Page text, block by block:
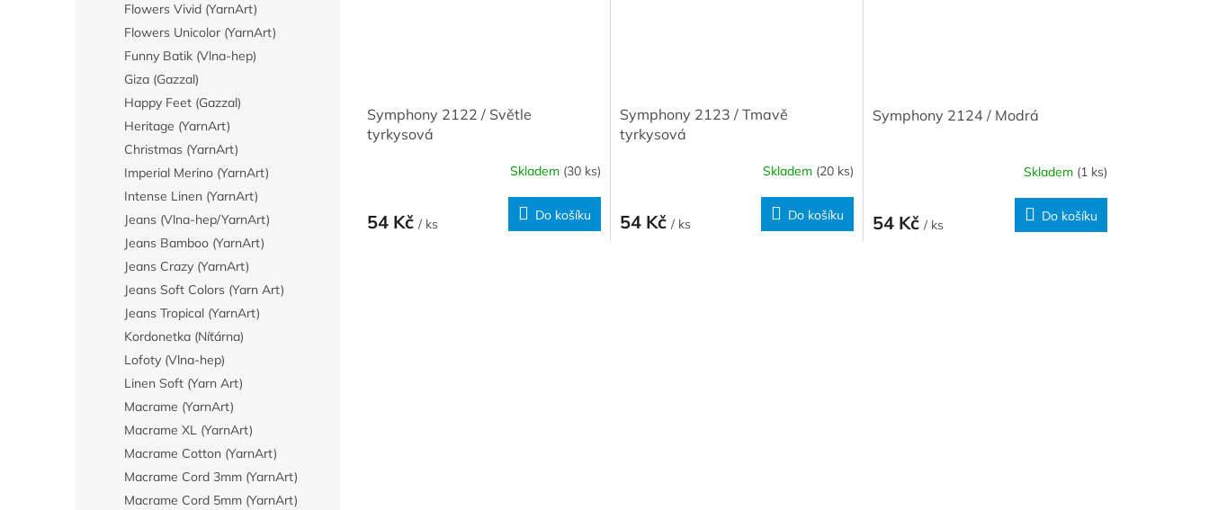
Flowers Vivid (YarnArt)
Flowers Unicolor (YarnArt)
Funny Batik (Vlna-hep)
Giza (Gazzal)
Happy Feet (Gazzal)
Heritage (YarnArt)
Christmas (YarnArt)
Imperial Merino (YarnArt)
Intense Linen (YarnArt)
Jeans (Vlna-hep/YarnArt)
Jeans Bamboo (YarnArt)
Jeans Crazy (YarnArt)
Jeans Soft Colors (Yarn Art)
Jeans Tropical (YarnArt)
Kordonetka (Níťárna)
Lofoty (Vlna-hep)
Linen Soft (Yarn Art)
Macrame (YarnArt)
Macrame XL (YarnArt)
Macrame Cotton (YarnArt)
Macrame Cord 3mm (YarnArt)
Macrame Cord 5mm (YarnArt)
Symphony 2122 / Světle
tyrkysová
Skladem (30 ks)
54 Kč / ks
Do košíku
Symphony 2123 / Tmavě
tyrkysová
Skladem (20 ks)
54 Kč / ks
Do košíku
Symphony 2124 / Modrá
Skladem (1 ks)
54 Kč / ks
Do košíku